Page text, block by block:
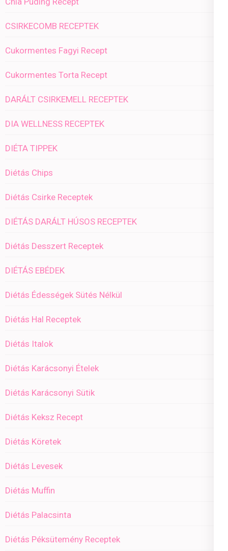
CSIRKECOMB RECEPTEK
Cukormentes Fagyi Recept
Cukormentes Torta Recept
DARÁLT CSIRKEMELL RECEPTEK
DIA WELLNESS RECEPTEK
DIÉTA TIPPEK
Diétás Chips
Diétás Csirke Receptek
DIÉTÁS DARÁLT HÚSOS RECEPTEK
Diétás Desszert Receptek
DIÉTÁS EBÉDEK
Diétás Édességek Sütés Nélkül
Diétás Hal Receptek
Diétás Italok
Diétás Karácsonyi Ételek
Diétás Karácsonyi Sütik
Diétás Keksz Recept
Diétás Köretek
Diétás Levesek
Diétás Muffin
Diétás Palacsinta
Diétás Péksütemény Receptek